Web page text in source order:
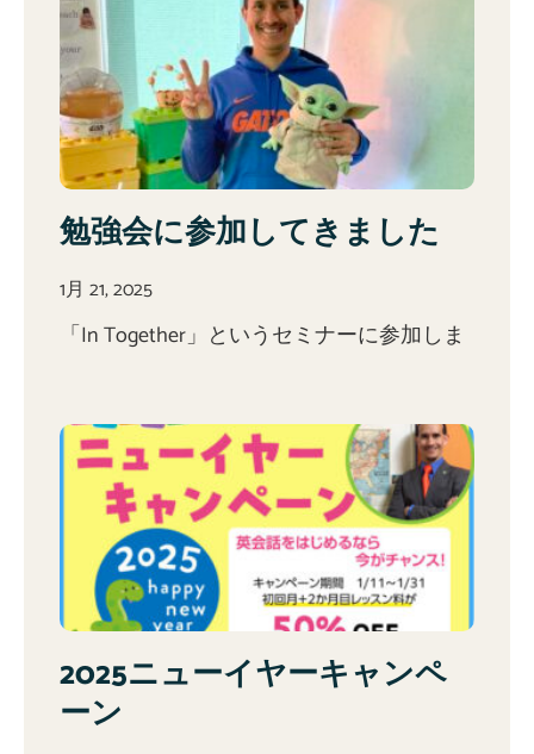
勉強会に参加してきました
1月 21, 2025
「In Together」というセミナーに参加しま
2025ニューイヤーキャンペ
ーン